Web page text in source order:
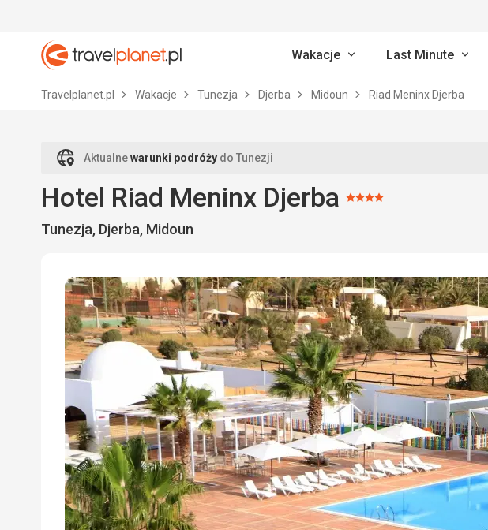
Travelplanet.pl
Wakacje Last Minute
Travelplanet.pl Wakacje Tunezja Djerba Midoun Riad Meninx Djerba
Aktualnewarunki podróży do Tunezji
Hotel Riad Meninx Djerba Ocena:
Tunezja, Djerba, Midoun